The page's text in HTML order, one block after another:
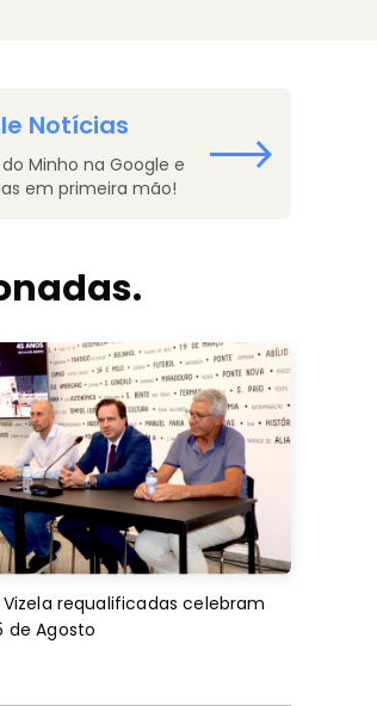
Notícias
Minho na Google e
em primeira mão!
requalificadas celebram
de Agosto